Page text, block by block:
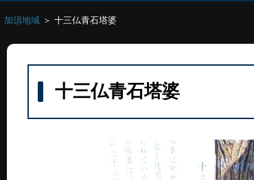
加須地域 ＞ 十三仏青石塔婆
十三仏青石塔婆